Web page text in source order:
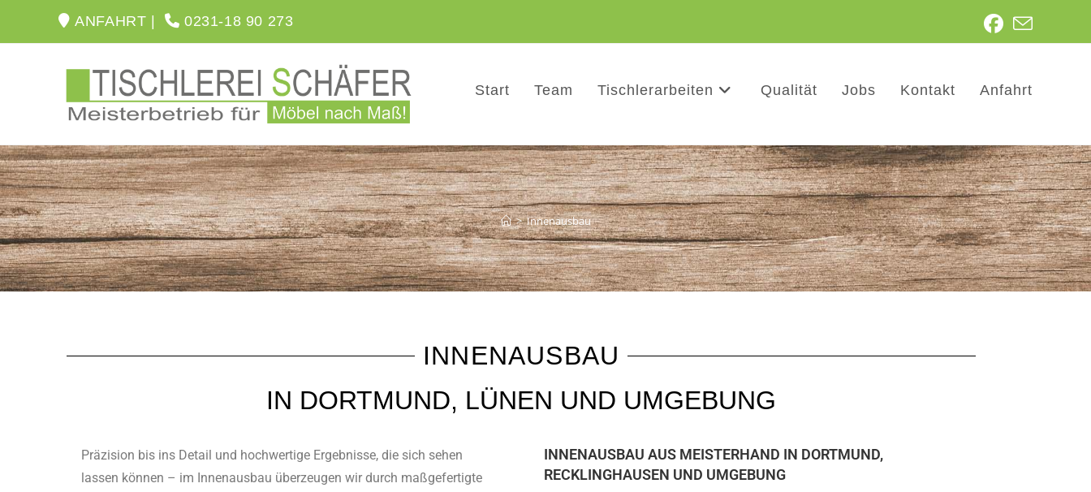
ANFAHRT | 0231-18 90 273
Start Team Tischlerarbeiten Qualität Jobs Kontakt Anfahrt
> Innenausbau
INNENAUSBAU
IN DORTMUND, LÜNEN UND UMGEBUNG
Präzision bis ins Detail und hochwertige Ergebnisse, die sich sehen
lassen können – im Innenausbau überzeugen wir durch maßgefertigte
INNENAUSBAU AUS MEISTERHAND IN DORTMUND,
RECKLINGHAUSEN UND UMGEBUNG